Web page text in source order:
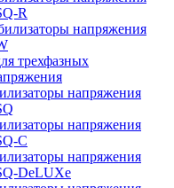
R
напряжения
трехфазных
напряжения
напряжения
C
напряжения
DeLUXe